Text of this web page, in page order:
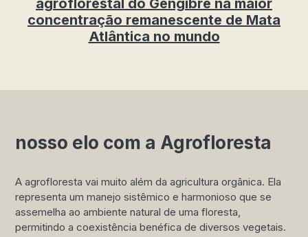
agroflorestal do Gengibre na maior
concentração remanescente de Mata
Atlântica no mundo
nosso elo com a Agrofloresta
A agrofloresta vai muito além da agricultura orgânica. Ela
representa um manejo sistêmico e harmonioso que se
assemelha ao ambiente natural de uma floresta,
permitindo a coexistência benéfica de diversos vegetais.